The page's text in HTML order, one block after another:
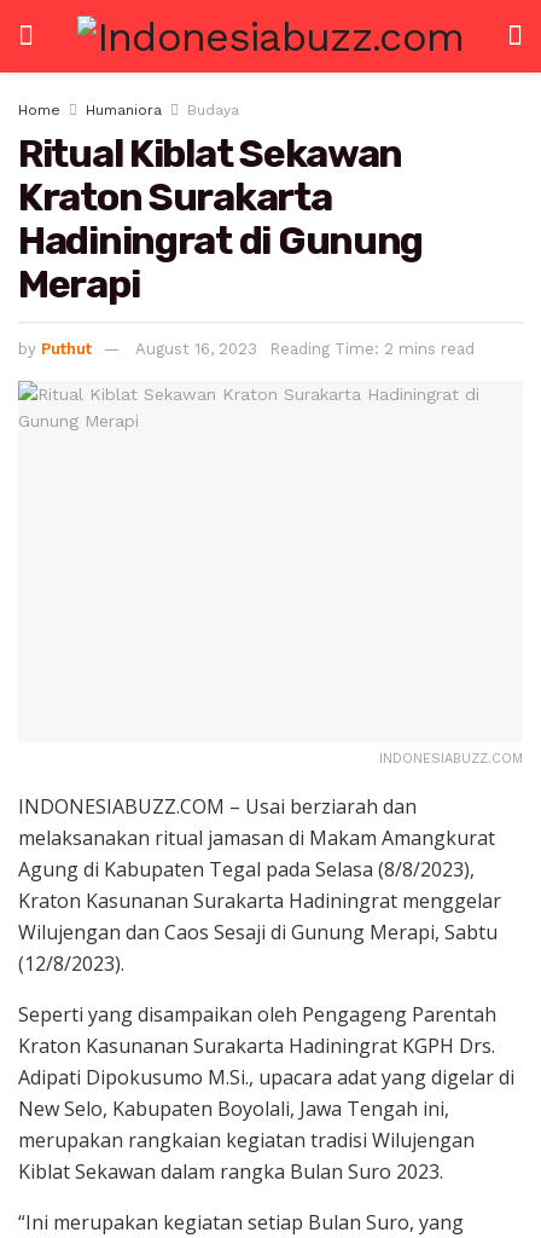
Home Humaniora Budaya
Ritual Kiblat Sekawan
Kraton Surakarta
Hadiningrat di Gunung
Merapi
by Puthut August 16, 2023 Reading Time: 2 mins read
INDONESIABUZZ.COM
INDONESIABUZZ.COM – Usai berziarah dan
melaksanakan ritual jamasan di Makam Amangkurat
Agung di Kabupaten Tegal pada Selasa (8/8/2023),
Kraton Kasunanan Surakarta Hadiningrat menggelar
Wilujengan dan Caos Sesaji di Gunung Merapi, Sabtu
(12/8/2023).
Seperti yang disampaikan oleh Pengageng Parentah
Kraton Kasunanan Surakarta Hadiningrat KGPH Drs.
Adipati Dipokusumo M.Si., upacara adat yang digelar di
New Selo, Kabupaten Boyolali, Jawa Tengah ini,
merupakan rangkaian kegiatan tradisi Wilujengan
Kiblat Sekawan dalam rangka Bulan Suro 2023.
“Ini merupakan kegiatan setiap Bulan Suro, yang